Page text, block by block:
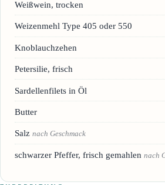
Weißwein, trocken
Weizenmehl Type 405 oder 550
Knoblauchzehen
Petersilie, frisch
Sardellenfilets in Öl
Butter
Salz nach Geschmack
schwarzer Pfeffer, frisch gemahlen nach